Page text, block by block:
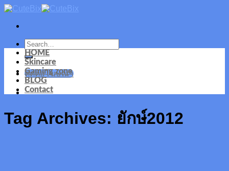
Skip
content
ติดต่อโฆษณา
HOME
Skincare
Gaming zone
BLOG
Contact
Tag Archives: ยักษ์2012